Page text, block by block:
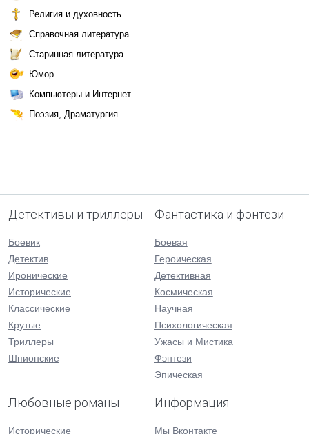
Религия и духовность
Справочная литература
Старинная литература
Юмор
Компьютеры и Интернет
Поэзия, Драматургия
Детективы и триллеры
Боевик
Детектив
Иронические
Исторические
Классические
Крутые
Триллеры
Шпионские
Фантастика и фэнтези
Боевая
Героическая
Детективная
Космическая
Научная
Психологическая
Ужасы и Мистика
Фэнтези
Эпическая
Любовные романы
Исторические
Информация
Мы Вконтакте